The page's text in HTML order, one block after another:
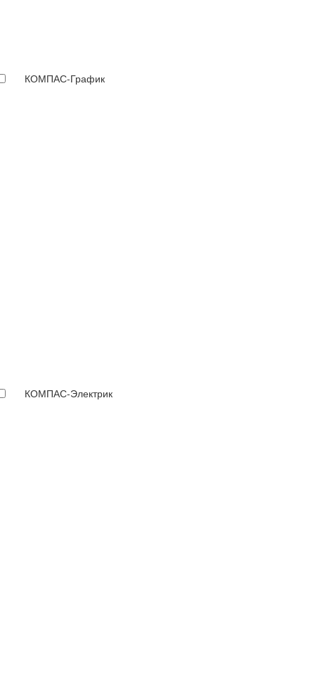
КОМПАС-График
КОМПАС-Электрик